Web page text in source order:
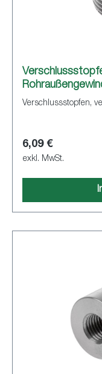
Verschlussstopfen,
6,09 €
exkl. MwSt.